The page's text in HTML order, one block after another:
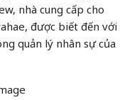
nhà cung cấp cho
được biết đến với
quản lý nhân sự của